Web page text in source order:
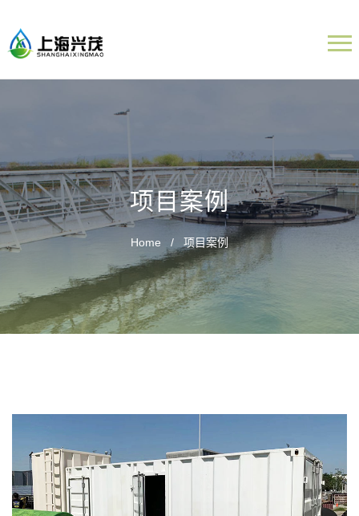
项目案例
Home 项目案例